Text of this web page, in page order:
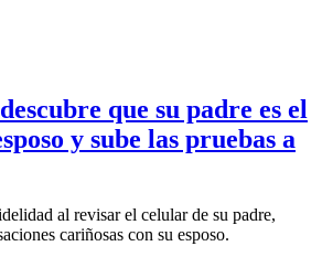
que su padre es el
y sube las pruebas a
al revisar el celular de su padre,
cariñosas con su esposo.